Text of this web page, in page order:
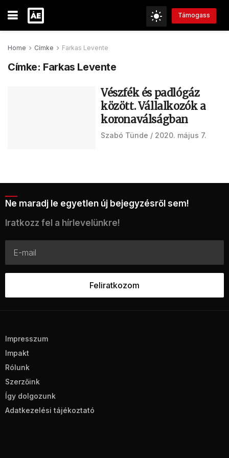
Támogass
Home Címke Farkas Levente
Címke: Farkas Levente
Vészfék és padlógáz
között. Vállalkozók a
koronaválságban
Szabó Tünde 2020. május 7.
Ne maradj le egyetlen új bejegyzésről sem!
Iratkozz fel a hírlevelünkre!
Impresszum
Impakt
Rólunk
Szerzőink
Így dolgozunk
Adatkezelési tájékoztató